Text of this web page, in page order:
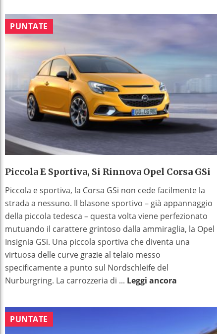
PUNTATE
Piccola E Sportiva, Si Rinnova Opel Corsa GSi
Piccola e sportiva, la Corsa GSi non cede facilmente la
strada a nessuno. Il blasone sportivo – già appannaggio
della piccola tedesca – questa volta viene perfezionato
mutuando il carattere grintoso dalla ammiraglia, la Opel
Insignia GSi. Una piccola sportiva che diventa una
virtuosa delle curve grazie al telaio messo
specificamente a punto sul Nordschleife del
Nurburgring. La carrozzeria di ... Leggi ancora
PUNTATE